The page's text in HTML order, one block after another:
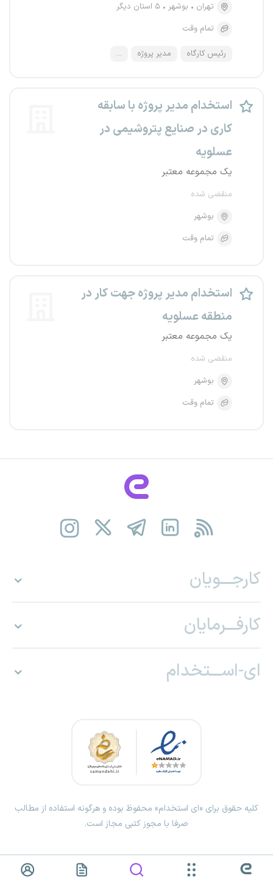
تهران
بوشهر
۵ استان دیگر
تمام وقت
رئیس کارگاه مدیر پروژه ...
استخدام مدیر پروژه با سابقه
کاری در صنایع پتروشیمی در
عسلویه
یک مجموعه معتبر
منقضی شده
بوشهر
تمام وقت
استخدام مدیر پروژه جهت کار در
منطقه عسلویه
یک مجموعه معتبر
منقضی شده
بوشهر
تمام وقت
کارجـــویان
کارفـــرمایان
ای-اســـتخدام
کلیه حقوق برای «ای استخدام» محفوظ بوده و هرگونه استفاده از مطالب
صرفا با مجوز کتبی مجاز است.